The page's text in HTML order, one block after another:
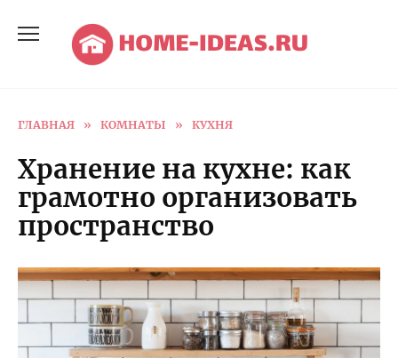
содержанию
ГЛАВНАЯ » КОМНАТЫ » КУХНЯ
Хранение на кухне: как
грамотно организовать
пространство